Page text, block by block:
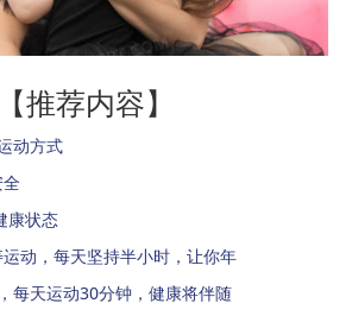
【推荐内容】
动方式
康状态
动，每天坚持半小时，让你年
每天运动30分钟，健康将伴随